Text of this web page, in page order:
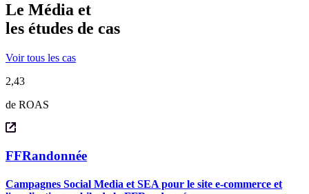
Le Média et
les études de cas
Voir tous les cas
2,43
de ROAS
FFRandonnée
Campagnes Social Media et SEA pour le site e-commerce et